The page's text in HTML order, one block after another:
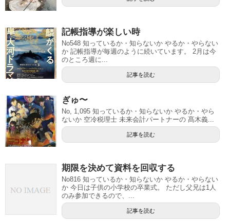
記帳指導が楽しい時
No548 知っているか・知らないか やるか・やらない
か 記帳指導が毎週のように続いています。 2月は今
のところ週に...
記事を読む
ぎゅ〜
No, 1,095 知っているか・知らないか やるか・やら
ないか 空冷税理士 未来会計パートナーの 髙木義...
記事を読む
期限を決めて資料を回収する
No816 知っているか・知らないか やるか・やらない
か 今日は子供の小学校の卒業式。 ただし父兄は1人
のみ参加できるので、...
記事を読む